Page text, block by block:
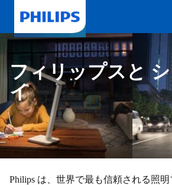
フィリップスと
イ
Philips は、世界で最も信頼される照明